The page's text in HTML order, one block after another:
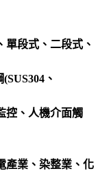
單段式、二段式、
、
控、人機介面觸
產業、染整業、化